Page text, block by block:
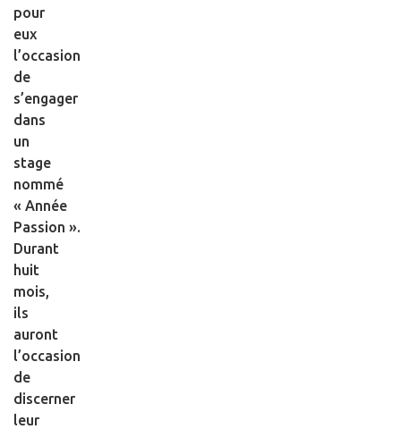
pour
eux
l’occasion
de
s’engager
dans
un
stage
nommé
« Année
Passion ».
Durant
huit
mois,
ils
auront
l’occasion
de
discerner
leur